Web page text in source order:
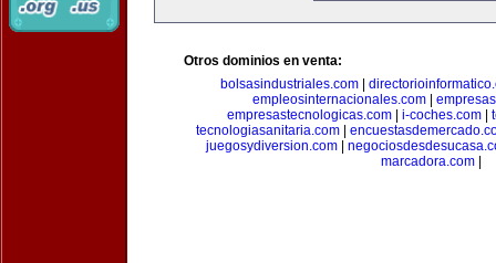
Otros dominios en venta:
bolsasindustriales.com
empleosinternacionales.com
empresastecnologicas.com
i-coches.com
tecnologiasanitaria.com|
juegosydiversion.com
marcadora.com|